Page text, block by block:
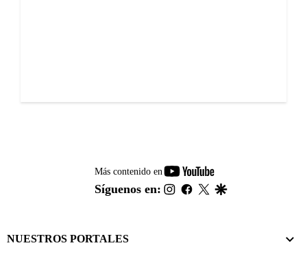
Más contenido en
youtube-
footer
Síguenos en: instagram
facebook
twitter
NUESTROS PORTALES